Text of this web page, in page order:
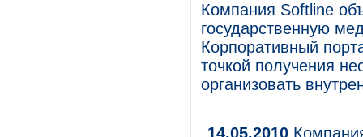
Компания Softline
государственную
Корпоративный
точкой получения
организовать
14.05.2010